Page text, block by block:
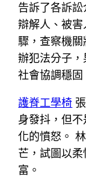
告訴了各訴
辯解人、被
驟，查察機
辦犯法分子
社會協調穩固
護脊工學椅
身發抖，但
化的憤怒。
芒，試圖以
富。